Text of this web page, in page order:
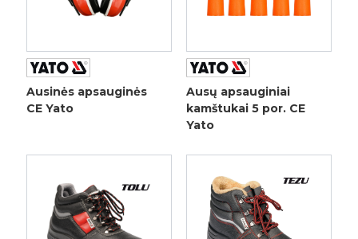
Ausinės apsauginės
CE Yato
Ausų apsauginiai
kamštukai 5 por. CE
Yato